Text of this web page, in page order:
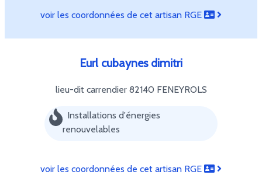
voir les coordonnées de cet artisan RGE
Eurl cubaynes dimitri
lieu-dit carrendier 82140 FENEYROLS
Installations d'énergies
renouvelables
voir les coordonnées de cet artisan RGE